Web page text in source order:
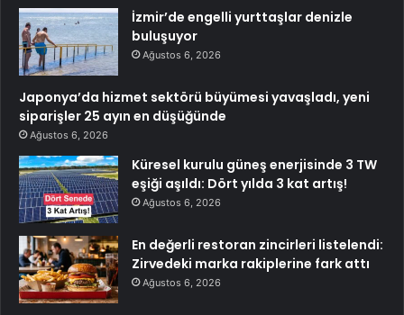
İzmir’de engelli yurttaşlar denizle
buluşuyor
Ağustos 6, 2026
Japonya’da hizmet sektörü büyümesi yavaşladı, yeni
siparişler 25 ayın en düşüğünde
Ağustos 6, 2026
Küresel kurulu güneş enerjisinde 3 TW
eşiği aşıldı: Dört yılda 3 kat artış!
Ağustos 6, 2026
En değerli restoran zincirleri listelendi:
Zirvedeki marka rakiplerine fark attı
Ağustos 6, 2026